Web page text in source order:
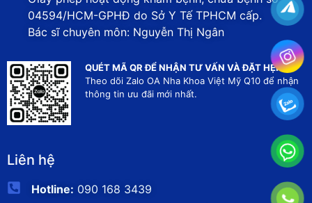
04594/HCM-GPHĐ do Sở Y Tế TPHCM cấp.
Bác sĩ chuyên môn: Nguyễn Thị Ngân
QUÉT MÃ QR ĐỂ NHẬN TƯ VẤN VÀ ĐẶT HẸN
Theo dõi Zalo OA Nha Khoa Việt Mỹ Q10 để nhận
thông tin ưu đãi mới nhất.
Liên hệ
Hotline: 090 168 3439